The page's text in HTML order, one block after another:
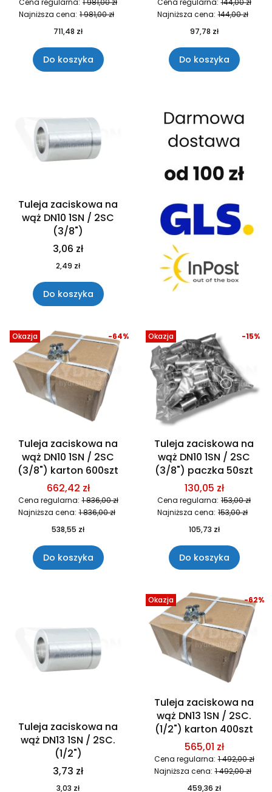
Cena regularna: 1 981,00 zł
Najniższa cena: 1 981,00 zł
711,48 zł
Do koszyka
Cena regularna: 144,00 zł
Najniższa cena: 144,00 zł
97,78 zł
Do koszyka
Tuleja zaciskowa na
wąż DN10 1SN / 2SC
(3/8")
3,06 zł
2,49 zł
Do koszyka
Okazja
Tuleja zaciskowa na
wąż DN10 1SN / 2SC
(3/8") karton 600szt
662,42 zł
Cena regularna: 1 836,00 zł
-64%
Najniższa cena: 1 836,00 zł
538,55 zł
Do koszyka
Okazja
Tuleja zaciskowa na
wąż DN10 1SN / 2SC
(3/8") paczka 50szt
130,05 zł
Cena regularna: 153,00 zł
-15%
Najniższa cena: 153,00 zł
105,73 zł
Do koszyka
Tuleja zaciskowa na
wąż DN13 1SN / 2SC.
(1/2")
3,73 zł
3,03 zł
Okazja
Tuleja zaciskowa na
wąż DN13 1SN / 2SC.
(1/2") karton 400szt
565,01 zł
Cena regularna: 1 492,00 zł
-62%
Najniższa cena: 1 492,00 zł
459,36 zł